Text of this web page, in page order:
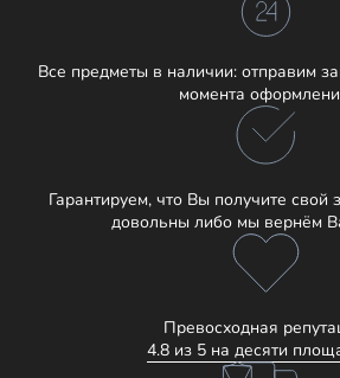
Все предметы в наличии: отправим
момента
Гарантируем, что Вы получите свой
довольны либо мы вернём
Превосходная
4.8 из 5 на десяти